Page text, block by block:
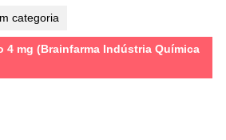
categoria
4 mg (Brainfarma Indústria Química